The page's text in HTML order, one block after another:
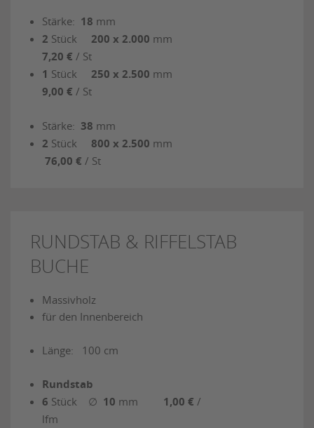
Stärke: 18 mm
2 Stück 200 x 2.000 mm
7,20 € / St
1 Stück 250 x 2.500 mm
9,00 € / St
Stärke: 38 mm
2 Stück 800 x 2.500 mm
76,00 € / St
RUNDSTAB & RIFFELSTAB
BUCHE
Massivholz
für den Innenbereich
Länge: 100 cm
Rundstab
6 Stück ∅ 10 mm 1,00 € /
lfm